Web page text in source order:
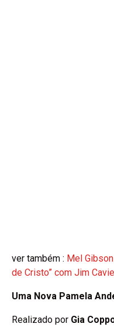
ver também : Mel
de Cristo” com Jim
Uma Nova Pamela
Realizado por Gia